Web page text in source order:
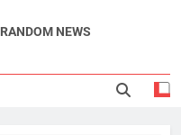
RANDOM NEWS